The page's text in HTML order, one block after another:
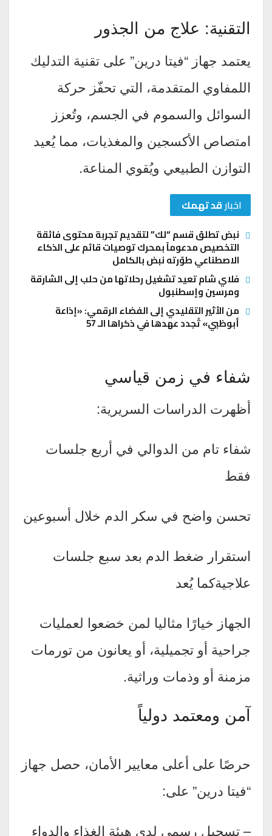
التقنية: علاج من الجذور
يعتمد جهاز “فيتا درين” على تقنية التدليك
اللمفاوي المتقدمة، التي تحفّز حركة
السوائل والسموم في الجسم، وتُعزز
امتصاص الأكسجين والمغذيات، مما يُعيد
التوازن الطبيعي ويُقوي المناعة.
اخبارقد تهمك
نبض تطلق قسم “لك” لتقديم تجربة محتوى فائقة
التخصيص مدعوماً بمحرك توصيات قائم على الذكاء
الاصطناعي طوّرته نبض بالكامل
فلاي شام تعيد تشغيل رحلاتها من حلب إلى الشارقة
ومرسين وإسطنبول
من الأثير التقليدي إلى الفضاء الرقمي: «إذاعة
أبوظبي» تُجدد عهدها في ذكراها الـ 57
شفاء في زمن قياسي
أظهرت الدراسات السريرية:
شفاء تام من الدوالي في أربع جلسات
فقط
تحسن واضح في سكر الدم خلال أسبوعين
استقرار ضغط الدم بعد سبع جلسات
علاجيةكما يُعد
الجهاز خيارًا مثاليا لمن خضعوا لعمليات
جراحية أو تجميلية، أو يعانون من تورمات
مزمنة أو وذمات وراثية.
آمن ومعتمد دولياً
حرصًا على أعلى معايير الأمان، حصل جهاز
“فيتا درين” على:
– تسجيل رسمي لدى هيئة الغذاء والدواء